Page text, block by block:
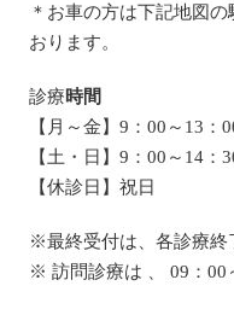
＊お車の方は下記地図
おります。
診療時間
【月～金】9：00～13：
【土・日】9：00～14：
【休診日】祝日
※最終受付は、各診療終
※ 訪問診療は 、 09：00